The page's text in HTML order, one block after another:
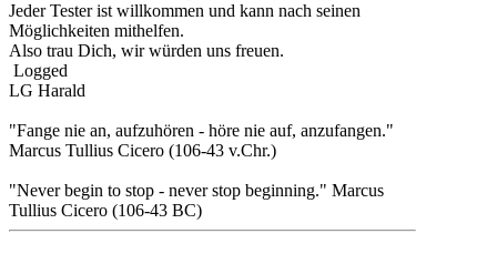
Jeder Tester ist willkommen und kann nach seinen
Möglichkeiten mithelfen.
Also trau Dich, wir würden uns freuen.
Logged
LG Harald
"Fange nie an, aufzuhören - höre nie auf, anzufangen."
Marcus Tullius Cicero (106-43 v.Chr.)
"Never begin to stop - never stop beginning." Marcus
Tullius Cicero (106-43 BC)